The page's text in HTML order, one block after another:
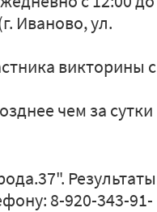
Иваново, ул.
викторины с
чем за сутки
Результаты
8-920-343-91-